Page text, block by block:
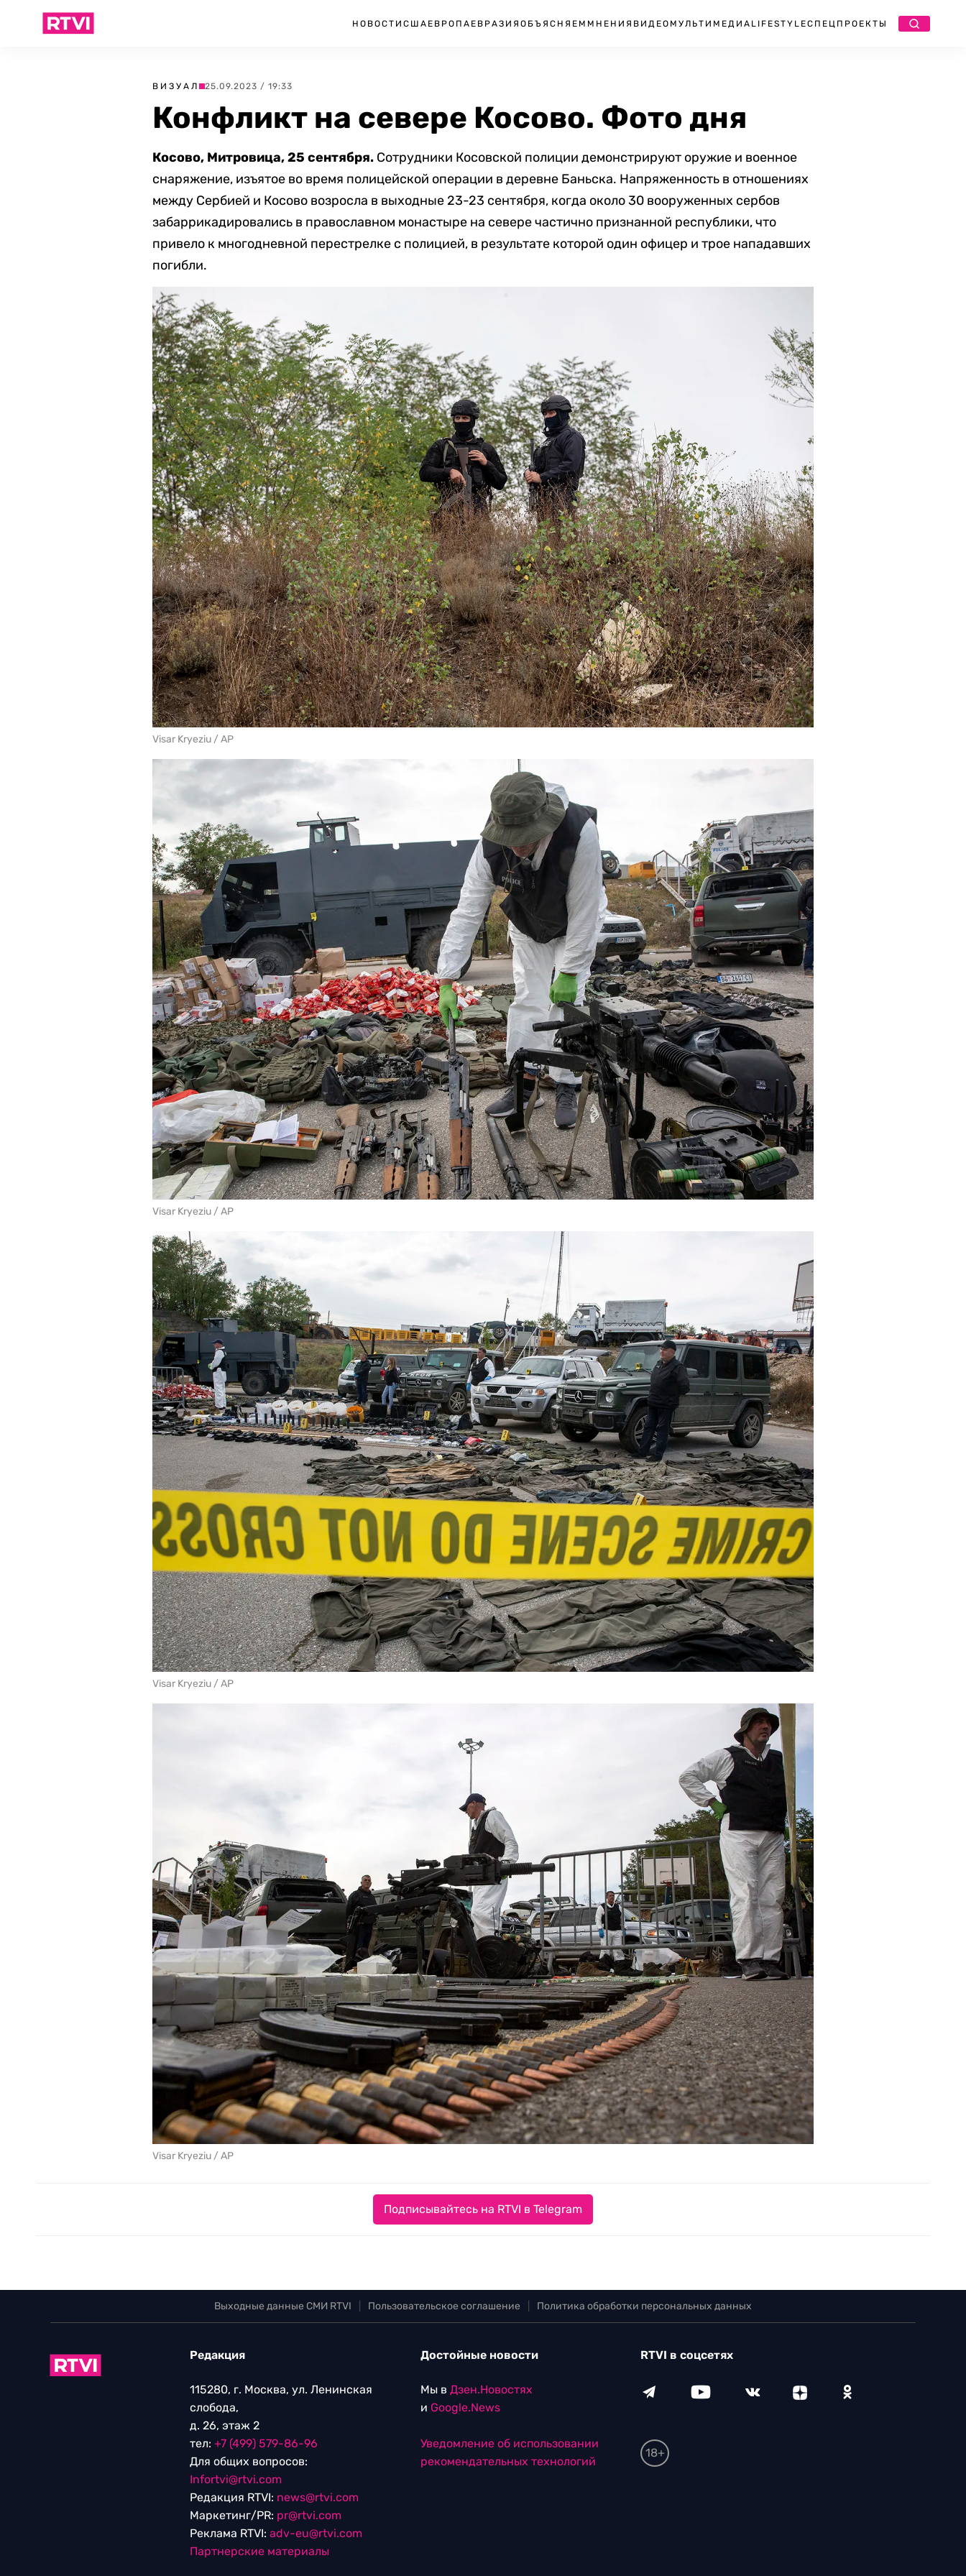
НОВОСТИ США ЕВРОПА ЕВРАЗИЯ ОБЪЯСНЯЕМ МНЕНИЯ ВИДЕО МУЛЬТИМЕДИА LIFESTYLEСПЕЦПРОЕКТЫ
ВИЗУАЛ 25.09.2023 / 19:33
Конфликт на севере Косово. Фото дня
Косово, Митровица, 25 сентября. Сотрудники Косовской полиции демонстрируют оружие и военное
снаряжение, изъятое во время полицейской операции в деревне Баньска. Напряженность в отношениях
между Сербией и Косово возросла в выходные 23-23 сентября, когда около 30 вооруженных сербов
забаррикадировались в православном монастыре на севере частично признанной республики, что
привело к многодневной перестрелке с полицией, в результате которой один офицер и трое нападавших
погибли.
Visar Kryeziu / AP
Visar Kryeziu / AP
Visar Kryeziu / AP
Visar Kryeziu / AP
Подписывайтесь на RTVI в Telegram
Выходные данные СМИ RTVI Пользовательское соглашение Политика обработки персональных данных
Редакция
115280, г. Москва, ул. Ленинская
слобода,
д. 26, этаж 2
тел: +7 (499) 579-86-96
Для общих вопросов:
Infortvi@rtvi.com
Редакция RTVI: news@rtvi.com
Маркетинг/PR: pr@rtvi.com
Реклама RTVI: adv-eu@rtvi.com
Партнерские материалы
Достойные новости
Мы в Дзен.Новостях
и Google.News
Уведомление об использовании
рекомендательных технологий
RTVI в соцсетях
18+